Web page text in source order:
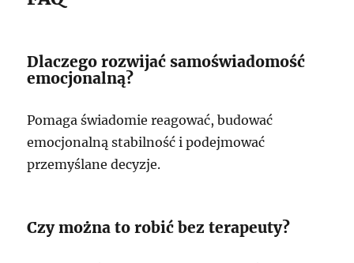
Dlaczego rozwijać samoświadomość
emocjonalną?
Pomaga świadomie reagować, budować
emocjonalną stabilność i podejmować
przemyślane decyzje.
Czy można to robić bez terapeuty?